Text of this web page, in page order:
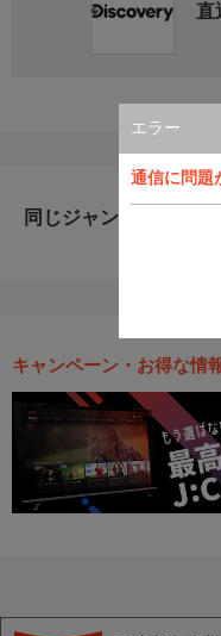
エラー
通信に問題
直
同じジャンルのおすす
キャンペーン・お得な情